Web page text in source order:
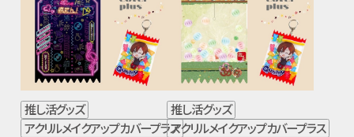
推し活グッズ
アクリルメイクアップカバープラス
推し活グッズ
アクリルメイクアップカバープラス